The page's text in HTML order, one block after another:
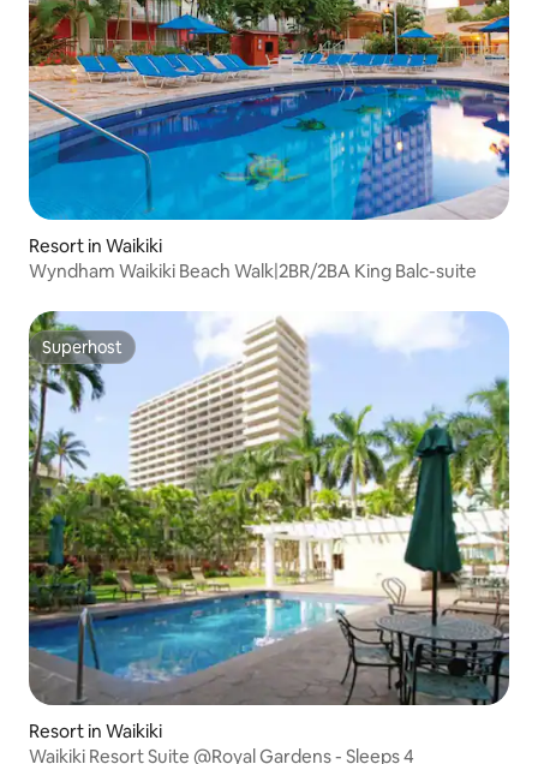
Resort in Waikiki
Wyndham Waikiki Beach Walk|2BR/2BA King Balc-suite
Superhost
Superhost
Resort in Waikiki
Waikiki Resort Suite @Royal Gardens - Sleeps 4